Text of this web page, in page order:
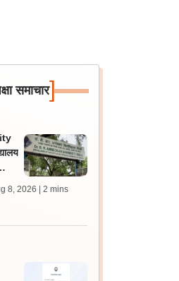
समाचार]
8, 2026
| 2 mins